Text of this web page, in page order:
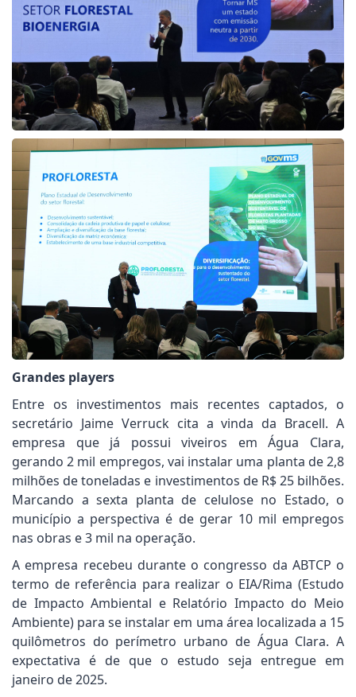
Grandes players
Entre os investimentos mais recentes captados, o
secretário Jaime Verruck cita a vinda da Bracell. A
empresa que já possui viveiros em Água Clara,
gerando 2 mil empregos, vai instalar uma planta de 2,8
milhões de toneladas e investimentos de R$ 25 bilhões.
Marcando a sexta planta de celulose no Estado, o
município a perspectiva é de gerar 10 mil empregos
nas obras e 3 mil na operação.
A empresa recebeu durante o congresso da ABTCP o
termo de referência para realizar o EIA/Rima (Estudo
de Impacto Ambiental e Relatório Impacto do Meio
Ambiente) para se instalar em uma área localizada a 15
quilômetros do perímetro urbano de Água Clara. A
expectativa é de que o estudo seja entregue em
janeiro de 2025.